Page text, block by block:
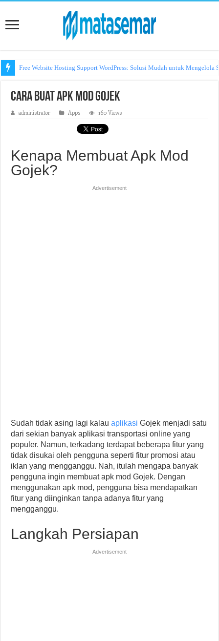
Free Website Hosting Support WordPress: Solusi Mudah untuk Mengelola
Cara Buat Apk Mod Gojek
administrator Apps 160 Views
Kenapa Membuat Apk Mod
Gojek?
Advertisement
Sudah tidak asing lagi kalauaplikasi Gojek menjadi satu
dari sekian banyak aplikasi transportasi online yang
populer. Namun, terkadang terdapat beberapa fitur yang
tidak disukai oleh pengguna seperti fitur promosi atau
iklan yang mengganggu. Nah, itulah mengapa banyak
pengguna ingin membuat apk mod Gojek. Dengan
menggunakan apk mod, pengguna bisa mendapatkan
fitur yang diinginkan tanpa adanya fitur yang
mengganggu.
Langkah Persiapan
Advertisement